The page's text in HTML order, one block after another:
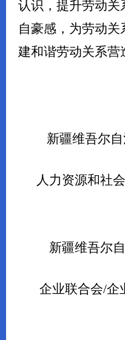
认识，提升劳动关
自豪感，为劳动
建和谐劳动关系营
新疆维吾尔
人力资源和社
新疆维吾尔
企业联合会/